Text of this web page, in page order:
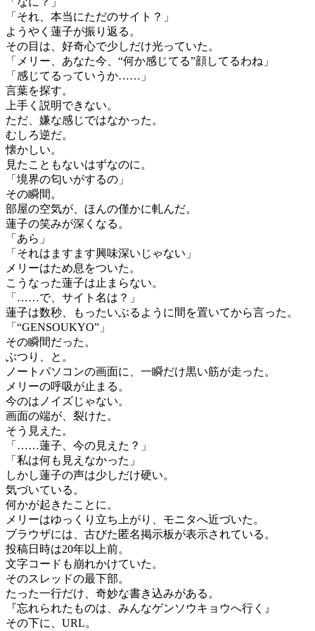
「それ、本当にただのサイト？」
ようやく蓮子が振り返る。
その目は、好奇心で少しだけ光っていた。
「メリー、あなた今、“何か感じてる”顔してるわね」
「感じてるっていうか……」
言葉を探す。
上手く説明できない。
ただ、嫌な感じではなかった。
むしろ逆だ。
懐かしい。
見たこともないはずなのに。
「境界の匂いがするの」
その瞬間。
部屋の空気が、ほんの僅かに軋んだ。
蓮子の笑みが深くなる。
「あら」
「それはますます興味深いじゃない」
メリーはため息をついた。
こうなった蓮子は止まらない。
「……で、サイト名は？」
蓮子は数秒、もったいぶるように間を置いてから言った。
「“GENSOUKYO”」
その瞬間だった。
ぶつり、と。
ノートパソコンの画面に、一瞬だけ黒い筋が走った。
メリーの呼吸が止まる。
今のはノイズじゃない。
画面の端が、裂けた。
そう見えた。
「……蓮子、今の見えた？」
「私は何も見えなかった」
しかし蓮子の声は少しだけ硬い。
気づいている。
何かが起きたことに。
メリーはゆっくり立ち上がり、モニタへ近づいた。
ブラウザには、古びた匿名掲示板が表示されている。
投稿日時は20年以上前。
文字コードも崩れかけていた。
そのスレッドの最下部。
たった一行だけ、奇妙な書き込みがある。
『忘れられたものは、みんなゲンソウキョウへ行く』
その下に、URL。